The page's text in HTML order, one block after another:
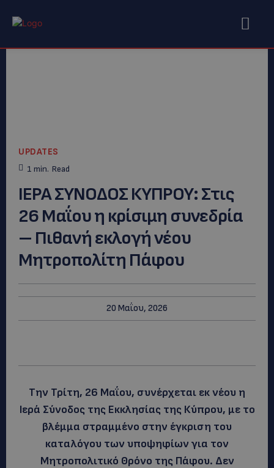
UPDATES
1 min. Read
ΙΕΡΑ ΣΥΝΟΔΟΣ ΚΥΠΡΟΥ: Στις
26 Μαΐου η κρίσιμη συνεδρία
– Πιθανή εκλογή νέου
Μητροπολίτη Πάφου
20 Μαΐου, 2026
Την Τρίτη, 26 Μαΐου, συνέρχεται εκ νέου η
Ιερά Σύνοδος της Εκκλησίας της Κύπρου, με το
βλέμμα στραμμένο στην έγκριση του
καταλόγου των υποψηφίων για τον
Μητροπολιτικό Θρόνο της Πάφου. Δεν